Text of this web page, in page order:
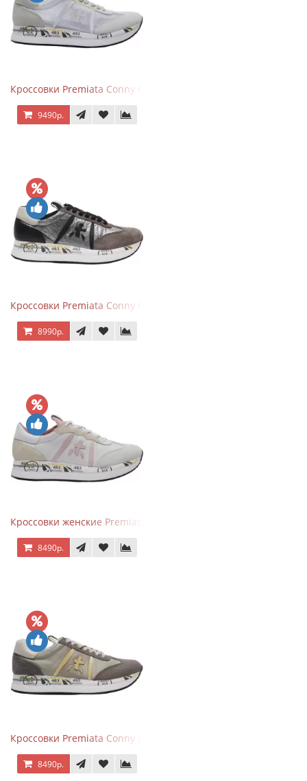
Кроссовки Premiata Conny Combi Grey
9490р.
Кроссовки Premiata Conny Gray Brown
8990р.
Кроссовки женские Premiata Conny бежево-серые с розовым
8490р.
Кроссовки Premiata Conny Leather Beige
8490р.